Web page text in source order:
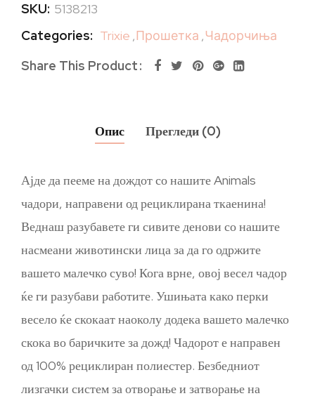
SKU: 5138213
Categories: Trixie ,Прошетка ,Чадорчиња
Share This Product
Опис Прегледи (0)
Ајде да пееме на дождот со нашите Animals
чадори, направени од рециклирана ткаенина!
Веднаш разубавете ги сивите денови со нашите
насмеани животински лица за да го одржите
вашето малечко суво! Кога врне, овој весел чадор
ќе ги разубави работите. Ушињата како перки
весело ќе скокаат наоколу додека вашето малечко
скока во баричките за дожд! Чадорот е направен
од 100% рециклиран полиестер. Безбедниот
лизгачки систем за отворање и затворање на